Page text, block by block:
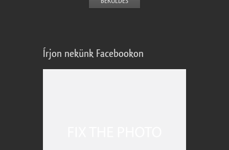
Írjon nekünk Facebookon